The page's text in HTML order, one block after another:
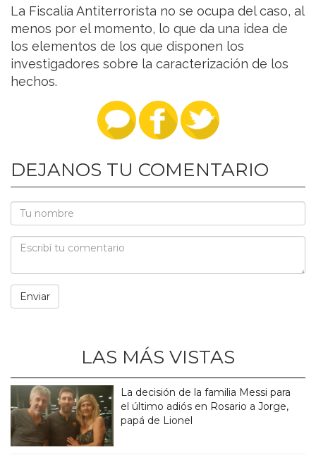
La Fiscalía Antiterrorista no se ocupa del caso, al
menos por el momento, lo que da una idea de
los elementos de los que disponen los
investigadores sobre la caracterización de los
hechos.
DEJANOS TU COMENTARIO
LAS MÁS VISTAS
La decisión de la familia Messi para
el último adiós en Rosario a Jorge,
papá de Lionel